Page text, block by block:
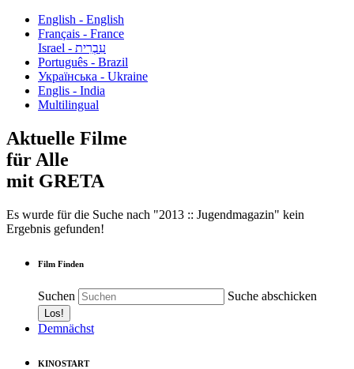
English - English
Français - France
עִבְרִית - Israel
Português - Brazil
Українська - Ukraine
Englis - India
Multilingual
Aktuelle Filme
für Alle
mit GRETA
Es wurde für die Suche nach "2013 :: Jugendmagazin" kein
Ergebnis gefunden!
Film Finden
Suchen Suche abschicken
Demnächst
KINOSTART